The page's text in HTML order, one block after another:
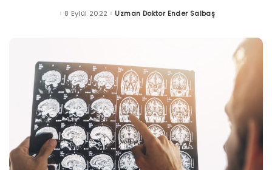
8 Eylül 2022 Posted
Uzman Doktor Ender Salbaş